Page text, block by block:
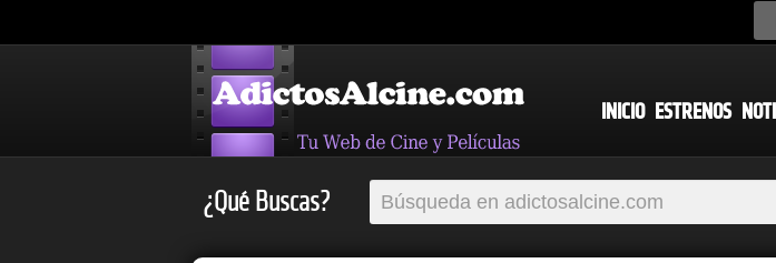
INICIO ESTRENOS
¿Qué Buscas?